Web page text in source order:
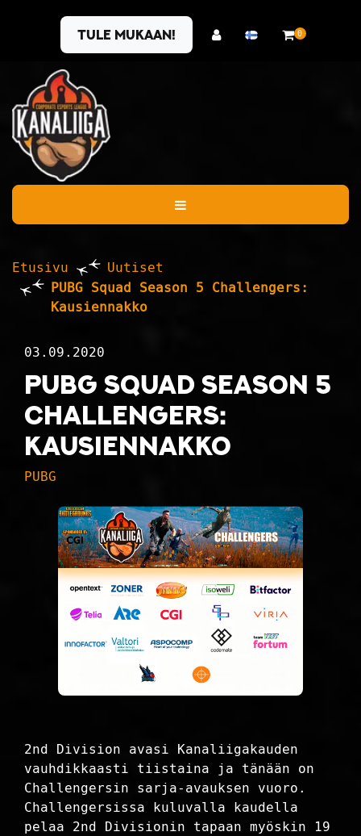
Tule mukaan! 0
Etusivu
Uutiset
PUBG Squad Season 5 Challengers:
Kausiennakko
03.09.2020
PUBG Squad Season 5
Challengers:
Kausiennakko
PUBG
2nd Division avasi Kanaliigakauden
vauhdikkaasti tiistaina ja tänään on
Challengersin sarja-avauksen vuoro.
Challengersissa kuluvalla kaudella
pelaa 2nd Divisionin tapaan myöskin 19